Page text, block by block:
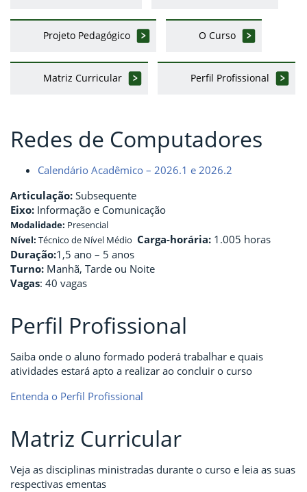
Projeto Pedagógico O Curso
Matriz Curricular Perfil Profissional
Redes de Computadores
Calendário Acadêmico – 2026.1 e 2026.2
Articulação: Subsequente
Eixo: Informação e Comunicação
Modalidade: Presencial
Nível: Técnico de Nível Médio Carga-horária: 1.005 horas
Duração:1,5 ano – 5 anos
Turno: Manhã, Tarde ou Noite
Vagas: 40 vagas
Perfil Profissional
Saiba onde o aluno formado poderá trabalhar e quais
atividades estará apto a realizar ao concluir o curso
Entenda o Perfil Profissional
Matriz Curricular
Veja as disciplinas ministradas durante o curso e leia as suas
respectivas ementas